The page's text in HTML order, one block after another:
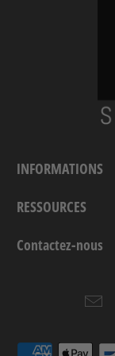
INFORMATIONS
RESSOURCES
Contactez-nous